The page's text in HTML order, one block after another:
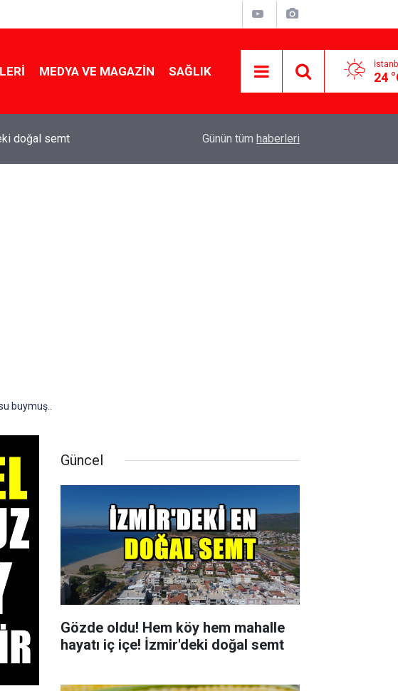
MEDYA VE MAGAZIN SAĞLIK 24
doğal semt
yapmanın sırrı
Günün tüm haberleri
buymuş..
Güncel
Gözde oldu! Hem köy hem mahalle
hayatı iç içe! İzmir'deki doğal semt